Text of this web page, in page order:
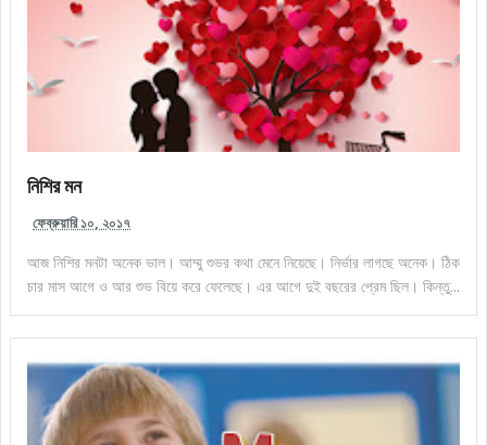
নিশির মন
ফেব্রুয়ারি ১০, ২০১৭
আজ নিশির মনটা অনেক ভাল। আম্মু শুভর কথা মেনে নিয়েছে। নির্ভার লাগছে অনেক। ঠিক
চার মাস আগে ও আর শুভ বিয়ে করে ফেলেছে। এর আগে দুই বছরের প্রেম ছিল। কিন্তু...